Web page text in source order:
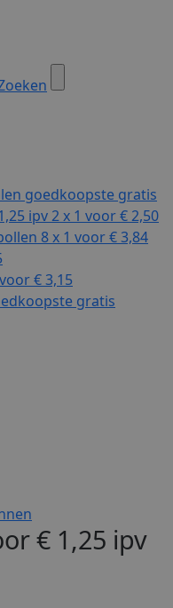
goedkoopste gratis
ipv 2 x 1 voor € 2,50
8 x 1 voor € 3,84
€ 3,15
gratis
€ 1,25 ipv